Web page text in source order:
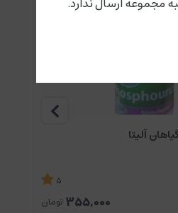
آلیتا
5
355,000 تومان